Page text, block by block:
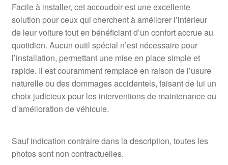
Facile à installer, cet accoudoir est une excellente
solution pour ceux qui cherchent à améliorer l’intérieur
de leur voiture tout en bénéficiant d’un confort accrue au
quotidien. Aucun outil spécial n’est nécessaire pour
l’installation, permettant une mise en place simple et
rapide. Il est couramment remplacé en raison de l’usure
naturelle ou des dommages accidentels, faisant de lui un
choix judicieux pour les interventions de maintenance ou
d’amélioration de véhicule.
Sauf indication contraire dans la description, toutes les
photos sont non contractuelles.